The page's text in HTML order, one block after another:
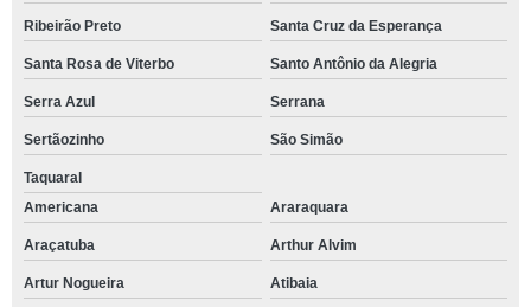
Ribeirão Preto Santa Cruz da Esperança
Santa Rosa de Viterbo Santo Antônio da Alegria
Serra Azul Serrana
Sertãozinho São Simão
Taquaral
Americana
Araraquara
Araçatuba Arthur Alvim
Artur Nogueira Atibaia